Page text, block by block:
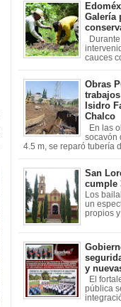
Galería
cauces
Obras
Isidro
Chalco
En las
socavón
4.5 m, se reparó tubería
San
cumple
Los
un
propios y
y
El
pública